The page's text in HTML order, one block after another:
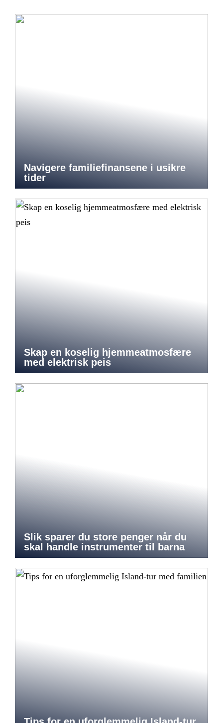
Navigere familiefinansene i usikre
tider
Skap en koselig hjemmeatmosfære
med elektrisk peis
Slik sparer du store penger når du
skal handle instrumenter til barna